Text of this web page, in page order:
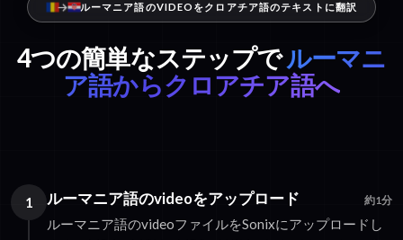
ルーマニア語のVIDEOをクロアチア語のテキストに翻訳
4つの簡単なステップでルーマニ
ア語からクロアチア語へ
1 ルーマニア語のvideoをアップロード 約1分
ルーマニア語のvideoファイルをSonixにアップロードし